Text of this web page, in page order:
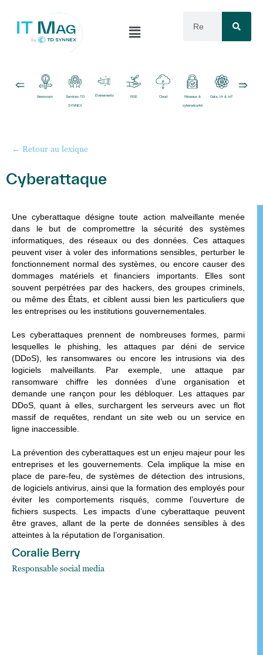
Newsroom Services TD
SYNNEX
Événements RSE Cloud Réseaux &
cybersécurité
Data, IA & IoT
← Retour au lexique
Cyberattaque
Unecyberattaquedésigne toute action malveillante menée
dans le but de compromettre la sécurité des systèmes
informatiques, des réseaux ou des données. Ces attaques
peuvent viser à voler des informations sensibles, perturber le
fonctionnement normal des systèmes, ou encore causer des
dommages matériels et financiers importants. Elles sont
souvent perpétrées par des hackers, des groupes criminels,
ou même des États, et ciblent aussi bien les particuliers que
les entreprises ou les institutions gouvernementales.
Les cyberattaques prennent de nombreuses formes, parmi
lesquelles le phishing, les attaques par déni de service
(DDoS), les ransomwares ou encore les intrusions via des
logiciels malveillants. Par exemple, une attaque par
ransomware chiffre les données d’une organisation et
demande une rançon pour les débloquer. Les attaques par
DDoS, quant à elles, surchargent les serveurs avec un flot
massif de requêtes, rendant un site web ou un service en
ligne inaccessible.
La prévention des cyberattaques est un enjeu majeur pour les
entreprises et les gouvernements. Cela implique la mise en
place de pare-feu, de systèmes de détection des intrusions,
de logiciels antivirus, ainsi que la formation des employés pour
éviter les comportements risqués, comme l’ouverture de
fichiers suspects. Les impacts d’une cyberattaque peuvent
être graves, allant de la perte de données sensibles à des
atteintes à la réputation de l’organisation.
Coralie Berry
Responsable social media